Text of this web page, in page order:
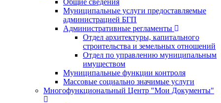
Муниципальные услуги предоставляемые
администрацией БГП
Административные регламенты
Отдел архитектуры, капитального
строительства и земельных отношений
Отдел по управлению муниципальным
имуществом
Муниципальные функции контроля
Массовые социально значимые услуги
Многофункциональный Центр "Мои Документы"